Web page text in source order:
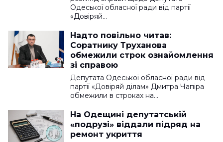
Одеської обласної ради від партії
«Довіряй…
Надто повільно читав:
Соратнику Труханова
обмежили строк ознайомлення
зі справою
Депутата Одеської обласної ради від
партії «Довіряй ділам» Дмитра Чапіра
обмежили в строках на…
На Одещині депутатській
«подрузі» віддали підряд на
ремонт укриття